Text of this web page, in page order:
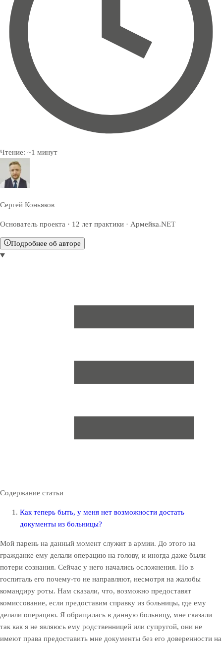
Чтение: ~1 минут
Сергей Коньяков
Основатель проекта · 12 лет практики · Армейка.NET
Подробнее об авторе
Содержание статьи
Как теперь быть, у меня нет возможности достать
документы из больницы?
Мой парень на данный момент служит в армии. До этого на
гражданке ему делали операцию на голову, и иногда даже были
потери сознания. Сейчас у него начались осложнения. Но в
госпиталь его почему-то не направляют, несмотря на жалобы
командиру роты. Нам сказали, что, возможно предоставят
комиссование, если предоставим справку из больницы, где ему
делали операцию. Я обращалась в данную больницу, мне сказали
так как я не являюсь ему родственницей или супругой, они не
имеют права предоставить мне документы без его доверенности на